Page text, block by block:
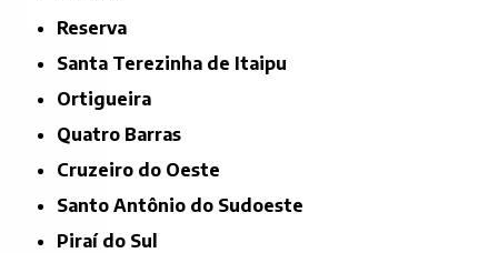
Reserva
Santa Terezinha de Itaipu
Ortigueira
Quatro Barras
Cruzeiro do Oeste
Santo Antônio do Sudoeste
Piraí do Sul